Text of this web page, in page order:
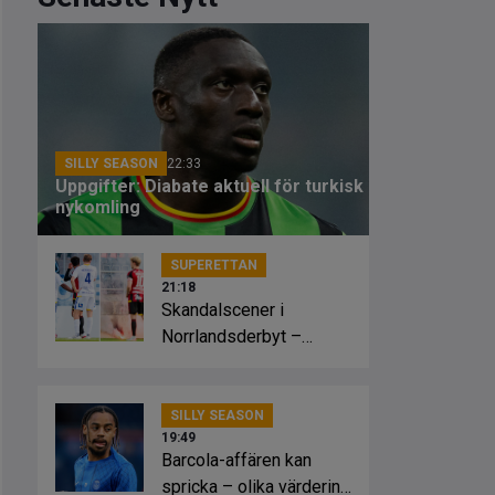
SILLY SEASON 22:33
Uppgifter: Diabate aktuell för turkisk
nykomling
SUPERETTAN
21:18
Skandalscener i
Norrlandsderbyt –
SILLY SEASON
19:49
Barcola-affären kan
spricka – olika värdering